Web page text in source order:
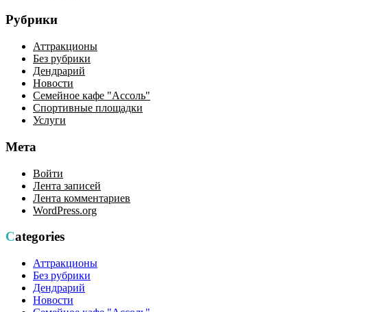
Рубрики
Аттракционы
Без рубрики
Дендрарий
Новости
Семейное кафе "Ассоль"
Спортивные площадки
Услуги
Мета
Войти
Лента записей
Лента комментариев
WordPress.org
Categories
Аттракционы
Без рубрики
Дендрарий
Новости